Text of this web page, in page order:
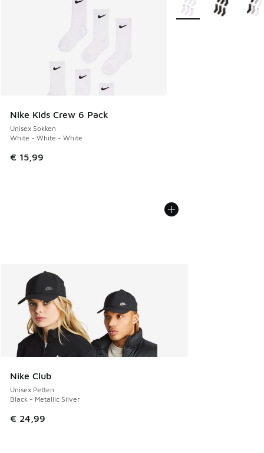
Nike Kids Crew 6 Pack
Unisex Sokken
White - White - White
€ 15,99
Nike Club
Unisex Petten
Black - Metallic Silver
€ 24,99